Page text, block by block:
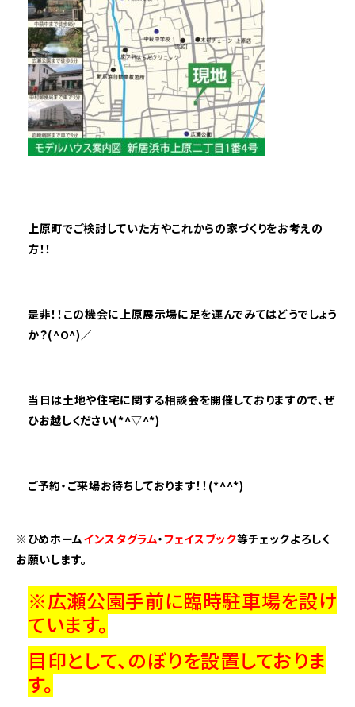
上原町でご検討していた方やこれからの家づくりをお考えの
方！！
是非！！この機会に上原展示場に足を運んでみてはどうでしょう
か？(^O^)／
当日は土地や住宅に関する相談会を開催しておりますので、ぜ
ひお越しください(*^▽^*)
ご予約・ご来場お待ちしております！！(*^^*)
※ひめホームインスタグラム・フェイスブック等チェックよろしく
お願いします。
※広瀬公園手前に臨時駐車場を設け
ています。
目印として、のぼりを設置しておりま
す。